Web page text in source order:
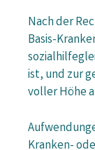
Nach der
Basis-
ist, und zur
voller Höhe
Kranken-